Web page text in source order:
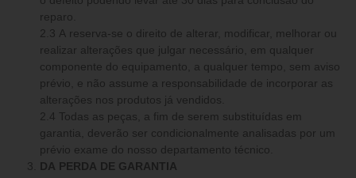
reparo.
2.3 A reserva-se o direito de alterar, modificar, melhorar ou
realizar alterações que julgar necessário, em qualquer
componente do equipamento, a qualquer tempo, sem aviso
prévio, e não assume a responsabilidade de incorporar as
alterações nos produtos já vendidos.
2.4 Todas as peças, a fim de serem substituídas em
garantia, deverão ser condicionalmente analisadas por um
prévio exame do nosso departamento técnico.
DA PERDA DE GARANTIA